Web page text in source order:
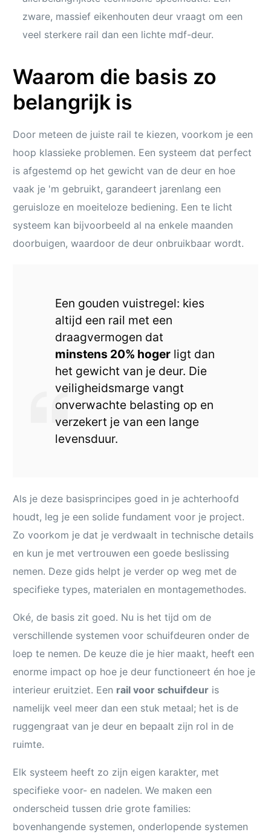
zware, massief eikenhouten deur vraagt om een
veel sterkere rail dan een lichte mdf-deur.
Waarom die basis zo
belangrijk is
Door meteen de juiste rail te kiezen, voorkom je een
hoop klassieke problemen. Een systeem dat perfect
is afgestemd op het gewicht van de deur en hoe
vaak je 'm gebruikt, garandeert jarenlang een
geruisloze en moeiteloze bediening. Een te licht
systeem kan bijvoorbeeld al na enkele maanden
doorbuigen, waardoor de deur onbruikbaar wordt.
Een gouden vuistregel: kies
altijd een rail met een
draagvermogen dat
minstens 20% hoger ligt dan
het gewicht van je deur. Die
veiligheidsmarge vangt
onverwachte belasting op en
verzekert je van een lange
levensduur.
Als je deze basisprincipes goed in je achterhoofd
houdt, leg je een solide fundament voor je project.
Zo voorkom je dat je verdwaalt in technische details
en kun je met vertrouwen een goede beslissing
nemen. Deze gids helpt je verder op weg met de
specifieke types, materialen en montagemethodes.
Oké, de basis zit goed. Nu is het tijd om de
verschillende systemen voor schuifdeuren onder de
loep te nemen. De keuze die je hier maakt, heeft een
enorme impact op hoe je deur functioneert én hoe je
interieur eruitziet. Een rail voor schuifdeur is
namelijk veel meer dan een stuk metaal; het is de
ruggengraat van je deur en bepaalt zijn rol in de
ruimte.
Elk systeem heeft zo zijn eigen karakter, met
specifieke voor- en nadelen. We maken een
onderscheid tussen drie grote families:
bovenhangende systemen, onderlopende systemen